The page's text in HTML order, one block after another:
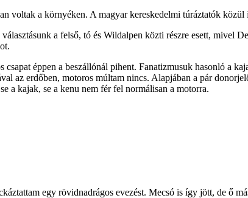
voltak a környéken. A magyar kereskedelmi túráztatók közül
a felső, tó és Wildalpen közti részre esett, mivel
éppen a beszállónál pihent. Fanatizmusuk hasonló a
az erdőben, motoros múltam nincs. Alapjában a pár
a kajak, se a kenu nem fér fel normálisan a motorra.
egy rövidnadrágos evezést. Mecsó is így jött, de ő